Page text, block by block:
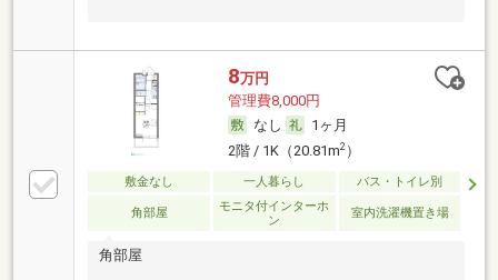
8万円
管理費8,000円
なし
1ヶ月
2階 / 1K（20.81m2）
敷金なし 一人暮らし バス・トイレ別
角部屋
モニタ付インターホ
ン
室内洗濯機置き場
角部屋